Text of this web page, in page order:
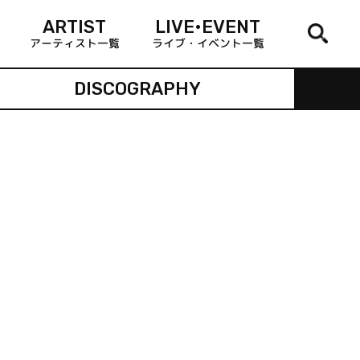
ARTIST
アーティスト一覧
LIVE•EVENT
ライブ・イベント一覧
DISCOGRAPHY